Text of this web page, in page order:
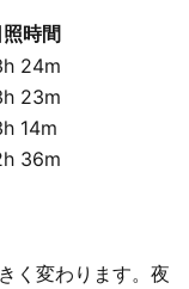
照時間
24m
23m
14m
36m
く変わります。夜